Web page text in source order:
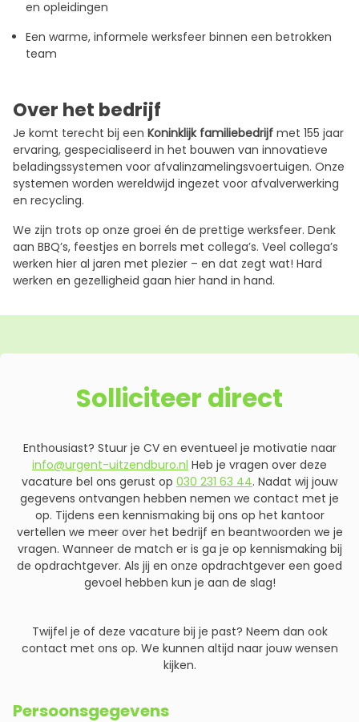
en opleidingen
Een warme, informele werksfeer binnen een betrokken
team
Over het bedrijf
Je komt terecht bij een Koninklijk familiebedrijf met 155 jaar
ervaring, gespecialiseerd in het bouwen van innovatieve
beladingssystemen voor afvalinzamelingsvoertuigen. Onze
systemen worden wereldwijd ingezet voor afvalverwerking
en recycling.
We zijn trots op onze groei én de prettige werksfeer. Denk
aan BBQ’s, feestjes en borrels met collega’s. Veel collega’s
werken hier al jaren met plezier – en dat zegt wat! Hard
werken en gezelligheid gaan hier hand in hand.
Solliciteer direct
Enthousiast? Stuur je CV en eventueel je motivatie naar
info@urgent-uitzendburo.nl Heb je vragen over deze
vacature bel ons gerust op 030 231 63 44. Nadat wij jouw
gegevens ontvangen hebben nemen we contact met je
op. Tijdens een kennismaking bij ons op het kantoor
vertellen we meer over het bedrijf en beantwoorden we je
vragen. Wanneer de match er is ga je op kennismaking bij
de opdrachtgever. Als jij en onze opdrachtgever een goed
gevoel hebben kun je aan de slag!
Twijfel je of deze vacature bij je past? Neem dan ook
contact met ons op. We kunnen altijd naar jouw wensen
kijken.
Persoonsgegevens